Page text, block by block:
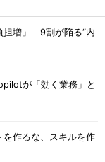
担増」 9割が陥る“内
が「効く業務」と
作るな、スキルを作